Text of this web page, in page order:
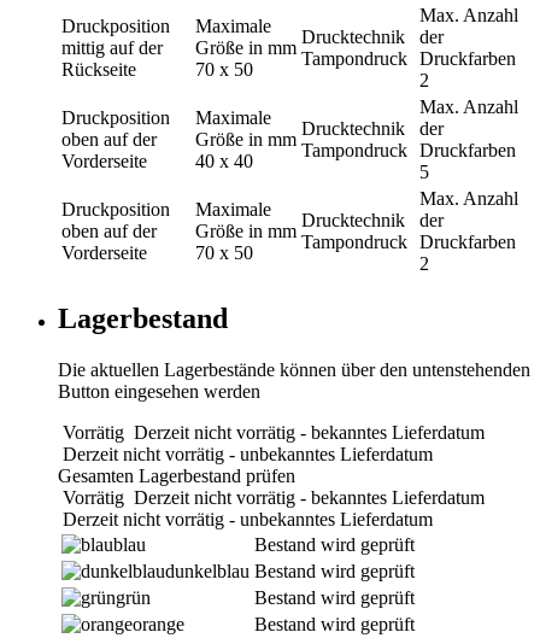
Druckposition
mittig auf der
Rückseite
Maximale
Größe in mm
70 x 50
Drucktechnik
Tampondruck
Max. Anzahl
der
Druckfarben
2
Druckposition
oben auf der
Vorderseite
Maximale
Größe in mm
40 x 40
Drucktechnik
Tampondruck
Max. Anzahl
der
Druckfarben
5
Druckposition
oben auf der
Vorderseite
Maximale
Größe in mm
70 x 50
Drucktechnik
Tampondruck
Max. Anzahl
der
Druckfarben
2
Lagerbestand
Die aktuellen Lagerbestände können über den untenstehenden
Button eingesehen werden
Vorrätig Derzeit nicht vorrätig - bekanntes Lieferdatum
Derzeit nicht vorrätig - unbekanntes Lieferdatum
Gesamten Lagerbestand prüfen
Vorrätig Derzeit nicht vorrätig - bekanntes Lieferdatum
Derzeit nicht vorrätig - unbekanntes Lieferdatum
blau
Bestand wird geprüft
dunkelblau Bestand wird geprüft
grün
Bestand wird geprüft
orange
Bestand wird geprüft